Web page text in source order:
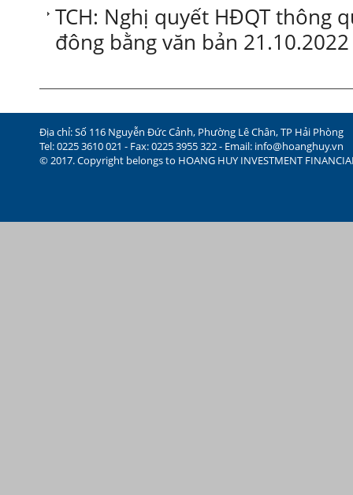
TCH: Nghị quyết HĐQT thông
đông bằng văn bản 21.10.2022
Địa chỉ: Số 116 Nguyễn Đức Cảnh, Phường Lê Chân, TP Hải Phòng
Tel: 0225 3610 021 - Fax: 0225 3955 322 - Email: info@hoanghuy.vn
© 2017. Copyright belongs to HOANG HUY INVESTMENT FINANCIAL